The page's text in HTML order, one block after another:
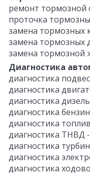
ремонт тормозной
проточка
замена тормозных
замена тормозных
замена тормозной
Диагностика
диагностика
диагностика
диагностика
диагностика
диагностика
диагностика ТНВД
диагностика турбин
диагностика
диагностика